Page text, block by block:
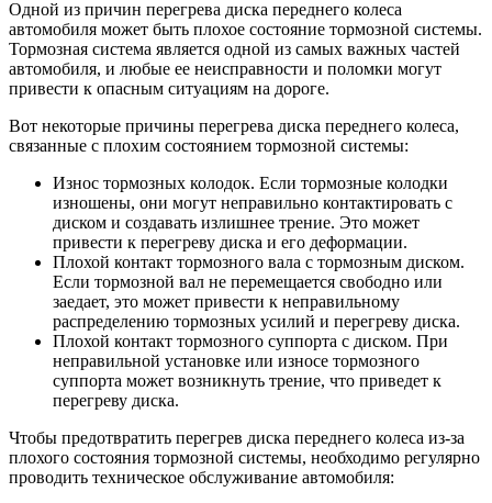
Одной из причин перегрева диска переднего колеса
автомобиля может быть плохое состояние тормозной системы.
Тормозная система является одной из самых важных частей
автомобиля, и любые ее неисправности и поломки могут
привести к опасным ситуациям на дороге.
Вот некоторые причины перегрева диска переднего колеса,
связанные с плохим состоянием тормозной системы:
Износ тормозных колодок. Если тормозные колодки
изношены, они могут неправильно контактировать с
диском и создавать излишнее трение. Это может
привести к перегреву диска и его деформации.
Плохой контакт тормозного вала с тормозным диском.
Если тормозной вал не перемещается свободно или
заедает, это может привести к неправильному
распределению тормозных усилий и перегреву диска.
Плохой контакт тормозного суппорта с диском. При
неправильной установке или износе тормозного
суппорта может возникнуть трение, что приведет к
перегреву диска.
Чтобы предотвратить перегрев диска переднего колеса из-за
плохого состояния тормозной системы, необходимо регулярно
проводить техническое обслуживание автомобиля: